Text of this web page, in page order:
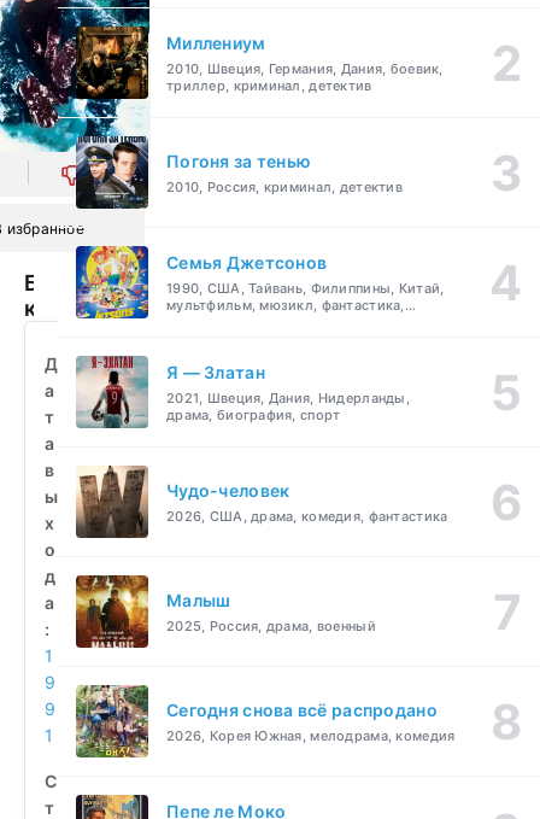
0
избранное
Белый
клык
смотреть
бесплатно
Д
а
т
а
в
ы
х
о
д
а
:
1
9
9
1
С
т
Миллениум
2010, Швеция, Германия, Дания, боевик,
триллер, криминал, детектив
Погоня за тенью
2010, Россия, криминал, детектив
Семья Джетсонов
1990, США, Тайвань, Филиппины, Китай,
мультфильм, мюзикл, фантастика,
Я — Златан
2021, Швеция, Дания, Нидерланды,
драма, биография, спорт
Чудо-человек
2026, США, драма, комедия, фантастика
Малыш
2025, Россия, драма, военный
Сегодня снова всё распродано
2026, Корея Южная, мелодрама, комедия
Пепе ле Моко